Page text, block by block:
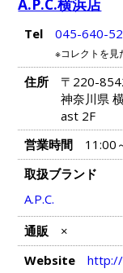
Tel 045-640-
※コレクトを見
住所
〒220-
神奈川県
ast 2F
営業時間
11:00
取扱ブランド
A.P.C.
通販
×
Website